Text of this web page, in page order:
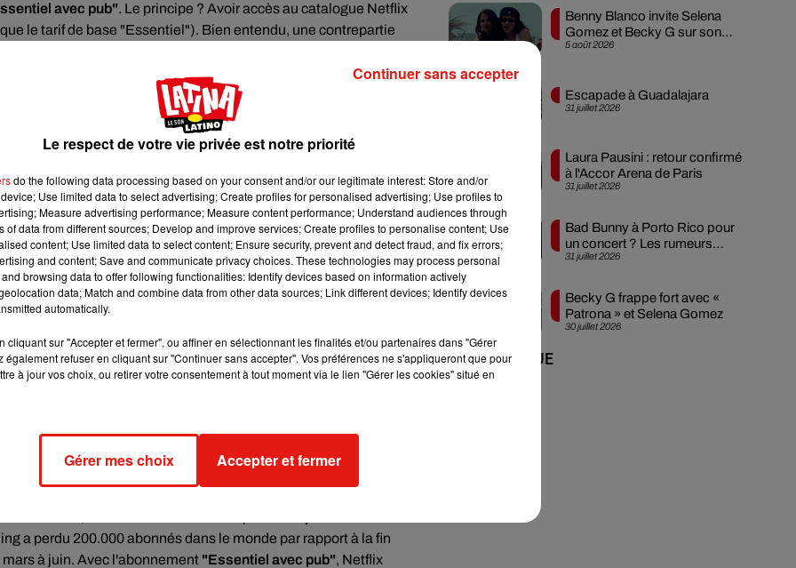
avec pub". Le principe ? Avoir accès au catalogue Netflix
le tarif de base "Essentiel"). Bien entendu, une contrepartie
accepter regarder environ 5 minutes de publicité par heure. En
début et au milieu des programmes.
du catalogue actuel(films, séries, jeux, documentaires).
liées aux droits sur certains titres", annonce Netflix,
phares seront évidemment disponibles. Par ailleurs, si la
jusqu’à 720p en HD (au lieu de 480p actuellement),"le
comprisdans ce nouveau forfait.
cookies que vous avez exprimé. Si vous souhaitez l'afficher,
en cliquant sur le bouton ci-dessous.
avec une solide monétisation des annonces, va
lors d’une conférence de presse ce jeudi 13 octobre.
a perdu 200.000 abonnés dans le monde par rapport à la fin
à juin. Avec l'abonnement "Essentiel avec pub", Netflix
5 août 2026
Benny Blanco invite Selena
Gomez et Becky G sur son
nouveau single
31 juillet 2026
Escapade à Guadalajara
31 juillet 2026
Laura Pausini : retour confirmé
à l'Accor Arena de Paris
31 juillet 2026
Bad Bunny à Porto Rico pour
un concert ? Les rumeurs
s'intensifient
30 juillet 2026
Becky G frappe fort avec «
Patrona » et Selena Gomez
+ DE MUSIQUE
Le respect de votre vie privée est notre priorité
do the following data processing based on your consent and/or our legitimate interest: Store and/or
Use limited data to select advertising; Create profiles for personalised advertising; Use profiles to
Measure advertising performance; Measure content performance; Understand audiences through
of data from different sources; Develop and improve services; Create profiles to personalise content; Use
content; Use limited data to select content; Ensure security, prevent and detect fraud, and fix errors;
and content; Save and communicate privacy choices. These technologies may process personal
browsing data to offer following functionalities: Identify devices based on information actively
data; Match and combine data from other data sources; Link different devices; Identify devices
automatically.
cliquant sur "Accepter et fermer", ou affiner en sélectionnant les finalités et/ou partenaires dans "Gérer
également refuser en cliquant sur "Continuer sans accepter". Vos préférences ne s'appliqueront que pour
à jour vos choix, ou retirer votre consentement à tout moment via le lien "Gérer les cookies" situé en
Gérer mes choix Accepter et fermer
Continuer sans accepter